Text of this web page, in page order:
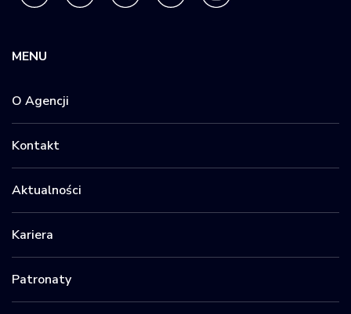
MENU
O Agencji
Kontakt
Aktualności
Kariera
Patronaty